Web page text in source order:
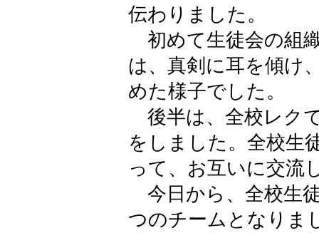
伝わりました。
初めて生徒会の組
は、真剣に耳を傾け
めた様子でした。
後半は、全校レク
をしました。全校生
って、お互いに交流
今日から、全校生
つのチームとなりま